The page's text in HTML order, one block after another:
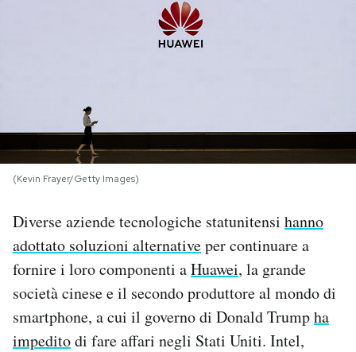
AREA PERSONALE
Area Personale
Newsletter
Notifiche mobile
Regala il Post
(Kevin Frayer/Getty Images)
Diverse aziende tecnologiche statunitensi hanno
adottato soluzioni alternativeper continuare a
fornire i loro componenti aHuawei, la grande
società cinese e il secondo produttore al mondo di
smartphone, a cui il governo di Donald Trumpha
impeditodi fare affari negli Stati Uniti. Intel,